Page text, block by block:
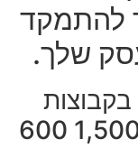
להתמקד
שלך.
600